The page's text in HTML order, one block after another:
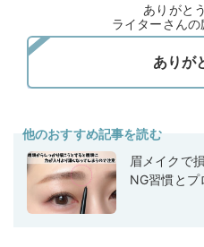
ありがと
ライターさん
他のおすすめ記事を読む
眉メイクで
NG習慣と